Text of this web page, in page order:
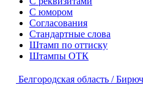
С юмором
Согласования
Стандартные слова
Штамп по оттиску
Штампы ОТК
Белгородская область / Бирюч